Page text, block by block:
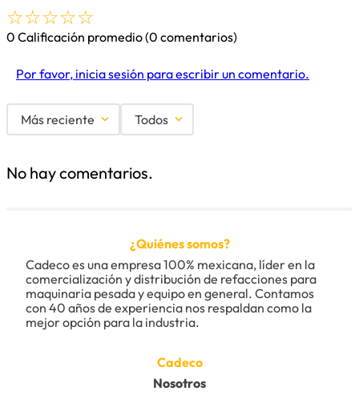
☆☆☆☆☆
0 Calificación promedio(0 comentarios)
Por favor, inicia sesión para escribir un comentario.
Más reciente Todos
No hay comentarios.
¿Quiénes somos?
Cadeco es una empresa 100% mexicana, líder en la
comercialización y distribución de refacciones para
maquinaria pesada y equipo en general. Contamos
con 40 años de experiencia nos respaldan como la
mejor opción para la industria.
Cadeco
Nosotros